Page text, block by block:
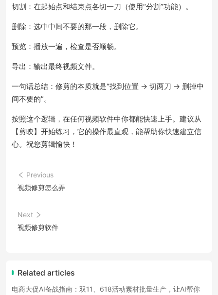
切割：在起始点和结束点各切一刀（使用“分割”功能）。
删除：选中中间不要的那一段，删除它。
预览：播放一遍，检查是否顺畅。
导出：输出最终视频文件。
一句话总结：修剪的本质就是“找到位置 → 切两刀 → 删掉中
间不要的”。
按照这个逻辑，在任何视频软件中你都能快速上手。建议从
【剪映】开始练习，它的操作最直观，能帮助你快速建立信
心。祝您剪辑愉快！
Previous
视频修剪怎么弄
Next
视频修剪软件
Related articles
电商大促AI备战指南：双11、618活动素材批量生产，让AI帮你